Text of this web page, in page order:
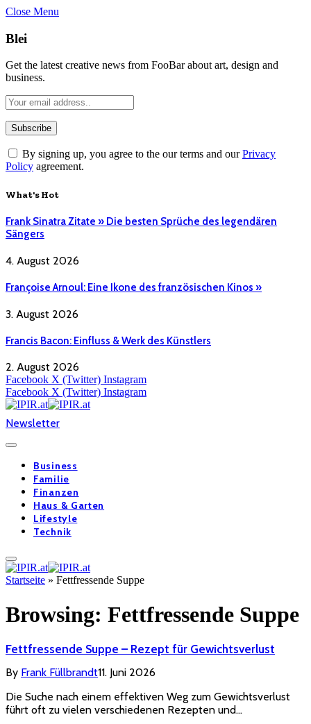
Close Menu
Blei
Get the latest creative news from FooBar about art, design and
business.
By signing up, you agree to the our terms and ourPrivacy
Policy agreement.
What's Hot
Frank Sinatra Zitate » Die besten Sprüche des legendären
Sängers
4. August 2026
Françoise Arnoul: Eine Ikone des französischen Kinos »
3. August 2026
Francis Bacon: Einfluss & Werk des Künstlers
2. August 2026
Facebook X (Twitter) Instagram
Facebook X (Twitter) Instagram
Newsletter
Business
Familie
Finanzen
Haus & Garten
Lifestyle
Technik
Startseite » Fettfressende Suppe
Browsing: Fettfressende Suppe
Fettfressende Suppe – Rezept für Gewichtsverlust
By Frank Füllbrandt11. Juni 2026
Die Suche nach einem effektiven Weg zum Gewichtsverlust
führt oft zu vielen verschiedenen Rezepten und…